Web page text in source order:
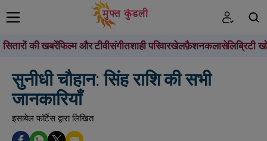
सितारों की खबरेंफिल्म और टीवीसंगीतशाही परिवारखेलफ़ैशनकलासेलिब्रिटी
सुनीधी चौहान: सिंह राशि की सभी
जानकारियाँ
इसाबेल फॉर्टेस द्वारा लिखित